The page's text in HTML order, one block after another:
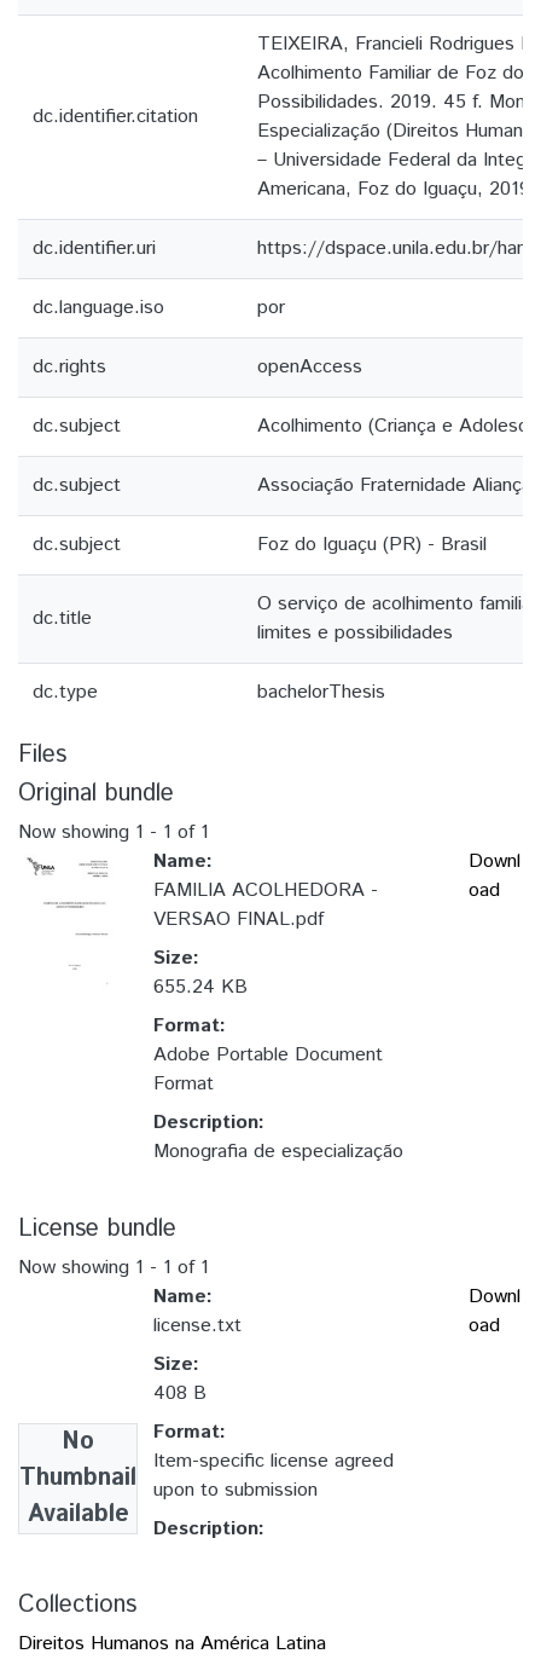
dc.identifier.citation
TEIXEIRA, Francieli Rodrigues
Acolhimento Familiar de Foz do
Possibilidades. 2019. 45 f.
Especialização (Direitos
– Universidade Federal da
Americana, Foz do Iguaçu, 2019
dc.identifier.uri https://dspace.unila.edu.br/
dc.language.iso por
dc.rights openAccess
dc.subject Acolhimento (Criança e
dc.subject Associação Fraternidade Aliança
dc.subject Foz do Iguaçu (PR) - Brasil
dc.title
O serviço de acolhimento
limites e possibilidades
dc.type bachelorThesis
Files
Original bundle
Now showing 1 - 1 of 1
Name:
FAMILIA ACOLHEDORA -
VERSAO FINAL.pdf
Size:
655.24 KB
Format:
Adobe Portable Document
Format
Description:
Monografia de especialização
Downl
oad
License bundle
Now showing 1 - 1 of 1
No
Thumbnail
Available
Name:
license.txt
Size:
408 B
Format:
Item-specific license agreed
upon to submission
Description:
Downl
oad
Collections
Direitos Humanos na América Latina